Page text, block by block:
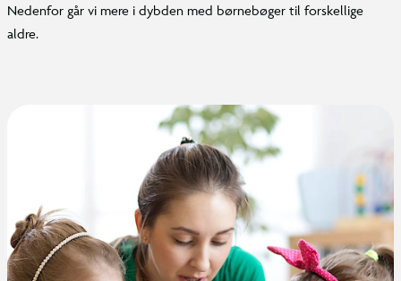
Nedenfor går vi mere i dybden med børnebøger til forskellige
aldre.